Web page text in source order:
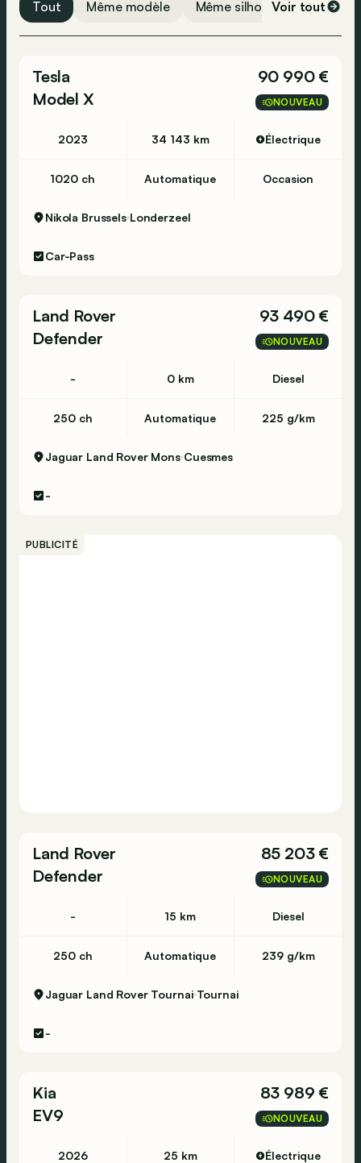
Capteurs de stationnement avant
Système de navigation
Contrôle de distance de stationnement
USB
Alarme
Tout Même modèle Même silhouette Même
Voir tout
Tesla
Model X
90 990 €
NOUVEAU
2023 34 143 km Électrique
1020 ch Automatique Occasion
Nikola Brussels Londerzeel
Car-Pass
Land Rover
Defender
93 490 €
NOUVEAU
- 0 km Diesel
250 ch Automatique 225 g/km
Jaguar Land Rover Mons Cuesmes
-
PUBLICITÉ
Land Rover
Defender
85 203 €
NOUVEAU
- 15 km Diesel
250 ch Automatique 239 g/km
Jaguar Land Rover Tournai Tournai
-
Kia
EV9
83 989 €
NOUVEAU
2026 25 km Électrique